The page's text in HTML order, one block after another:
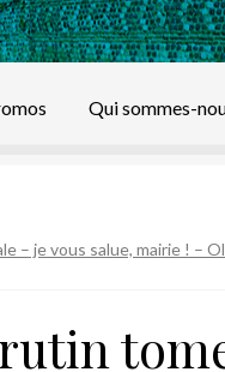
Qui sommes-
– je vous salue, mairie ! –